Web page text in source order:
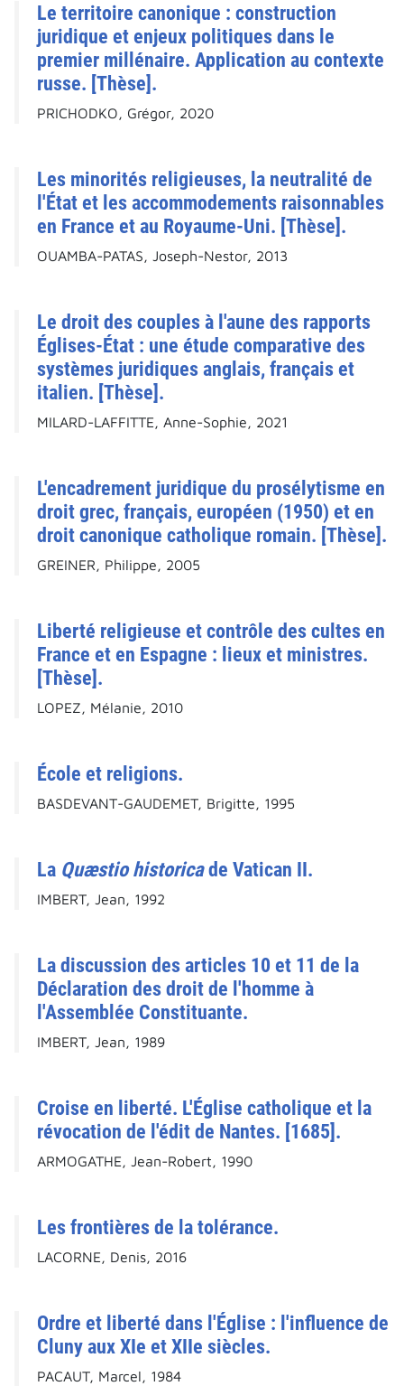
Le territoire canonique : construction
juridique et enjeux politiques dans le
premier millénaire. Application au contexte
russe. [Thèse].
PRICHODKO, Grégor, 2020
Les minorités religieuses, la neutralité de
l'État et les accommodements raisonnables
en France et au Royaume-Uni. [Thèse].
OUAMBA-PATAS, Joseph-Nestor, 2013
Le droit des couples à l'aune des rapports
Églises-État : une étude comparative des
systèmes juridiques anglais, français et
italien. [Thèse].
MILARD-LAFFITTE, Anne-Sophie, 2021
L'encadrement juridique du prosélytisme en
droit grec, français, européen (1950) et en
droit canonique catholique romain. [Thèse].
GREINER, Philippe, 2005
Liberté religieuse et contrôle des cultes en
France et en Espagne : lieux et ministres.
[Thèse].
LOPEZ, Mélanie, 2010
École et religions.
BASDEVANT-GAUDEMET, Brigitte, 1995
La Quæstio historicade Vatican II.
IMBERT, Jean, 1992
La discussion des articles 10 et 11 de la
Déclaration des droit de l'homme à
l'Assemblée Constituante.
IMBERT, Jean, 1989
Croise en liberté. L'Église catholique et la
révocation de l'édit de Nantes. [1685].
ARMOGATHE, Jean-Robert, 1990
Les frontières de la tolérance.
LACORNE, Denis, 2016
Ordre et liberté dans l'Église : l'influence de
Cluny aux XIe et XIIe siècles.
PACAUT, Marcel, 1984